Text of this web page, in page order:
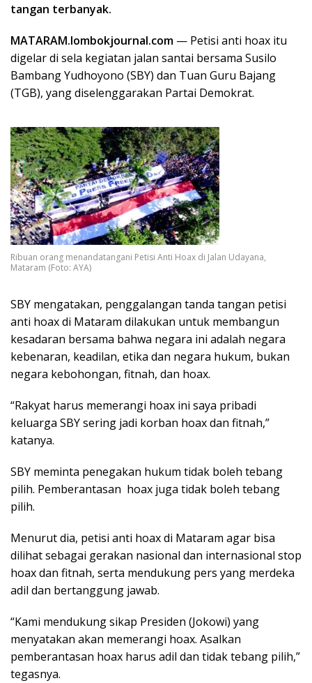
tangan terbanyak.
MATARAM.lombokjournal.com — Petisi anti hoax itu
digelar di sela kegiatan jalan santai bersama Susilo
Bambang Yudhoyono (SBY) dan Tuan Guru Bajang
(TGB), yang diselenggarakan Partai Demokrat.
Ribuan orang menandatangani Petisi Anti Hoax di Jalan Udayana,
Mataram (Foto: AYA)
SBY mengatakan, penggalangan tanda tangan petisi
anti hoax di Mataram dilakukan untuk membangun
kesadaran bersama bahwa negara ini adalah negara
kebenaran, keadilan, etika dan negara hukum, bukan
negara kebohongan, fitnah, dan hoax.
“Rakyat harus memerangi hoax ini saya pribadi
keluarga SBY sering jadi korban hoax dan fitnah,”
katanya.
SBY meminta penegakan hukum tidak boleh tebang
pilih. Pemberantasan hoax juga tidak boleh tebang
pilih.
Menurut dia, petisi anti hoax di Mataram agar bisa
dilihat sebagai gerakan nasional dan internasional stop
hoax dan fitnah, serta mendukung pers yang merdeka
adil dan bertanggung jawab.
“Kami mendukung sikap Presiden (Jokowi) yang
menyatakan akan memerangi hoax. Asalkan
pemberantasan hoax harus adil dan tidak tebang pilih,”
tegasnya.